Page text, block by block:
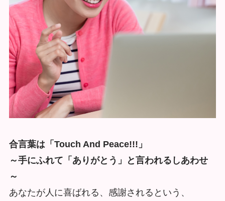
合言葉は「Touch And Peace!!!」
～手にふれて「ありがとう」と言われるしあわせ
～
あなたが人に喜ばれる、感謝されるという、